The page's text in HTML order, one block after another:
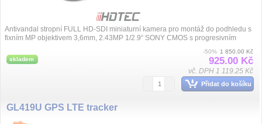
Antivandal stropní FULL HD-SDI miniaturní kamera pro montáž do podhledu s
fixním MP objektivem 3,6mm, 2.43MP 1/2.9“ SONY CMOS s progresivním
skladem
-50% 1 850.00 Kč
925.00 Kč
vč. DPH 1 119.25 Kč
Přidat do košíku
GL419U GPS LTE tracker